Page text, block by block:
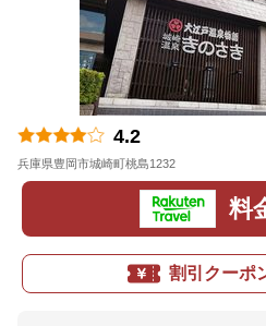
4.2
兵庫県豊岡市城崎町桃島1232
料
割引クーポ